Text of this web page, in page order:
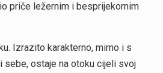
priče ležernim i besprijekornim
Izrazito karakterno, mirno i s
sebe, ostaje na otoku cijeli svoj